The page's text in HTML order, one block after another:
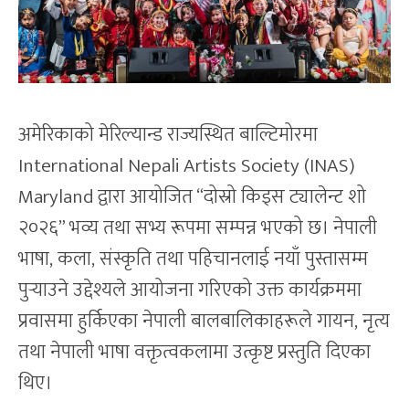
अमेरिकाको मेरिल्यान्ड राज्यस्थित बाल्टिमोरमा
International Nepali Artists Society (INAS)
Maryland द्वारा आयोजित “दोस्रो किड्स ट्यालेन्ट शो
२०२६” भव्य तथा सभ्य रूपमा सम्पन्न भएको छ। नेपाली
भाषा, कला, संस्कृति तथा पहिचानलाई नयाँ पुस्तासम्म
पुर्‍याउने उद्देश्यले आयोजना गरिएको उक्त कार्यक्रममा
प्रवासमा हुर्किएका नेपाली बालबालिकाहरूले गायन, नृत्य
तथा नेपाली भाषा वक्तृत्वकलामा उत्कृष्ट प्रस्तुति दिएका
थिए।